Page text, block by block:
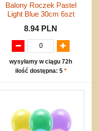
Balony Roczek Pastel
Light Blue 30cm 6szt
8.94 PLN
wysyłamy w ciągu 72h
ilość dostępna: 5 *